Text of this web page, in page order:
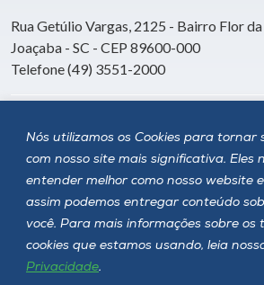
Nós utilizamos os Cookies para tornar
com nosso site mais significativa. Eles
entender melhor como nosso website
assim podemos entregar conteúdo
você. Para mais informações sobre os
cookies que estamos usando, leia
Privacidade.
Rua Getúlio Vargas, 2125 - Bairro Flor da
Joaçaba - SC - CEP 89600-000
Telefone (49) 3551-2000
Siga a Unoesc